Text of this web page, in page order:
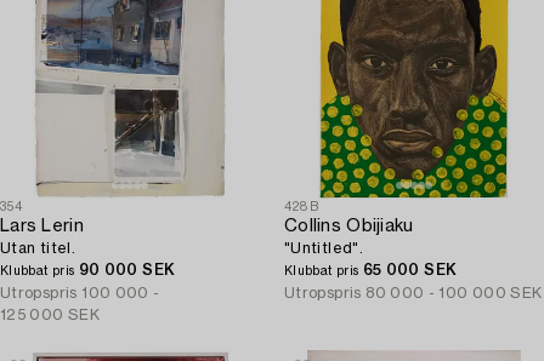
354
Lars Lerin
Utan titel.
Klubbat pris 90 000 SEK
Utropspris 100 000 -
125 000 SEK
428B
Collins Obijiaku
"Untitled".
Klubbat pris 65 000 SEK
Utropspris 80 000 - 100 000 SEK